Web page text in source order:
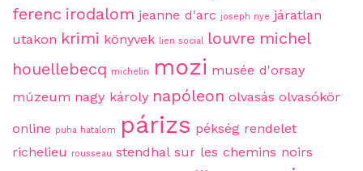
ferenc irodalom jeanne d'arc joseph nye járatlan
utakon krimi könyvek lien social louvre michel
houellebecq michelin mozi musée d'orsay
múzeum nagy károly napóleon olvasás olvasókör
online puha hatalom párizs pékség rendelet
richelieu
rousseau stendhal sur les chemins noirs